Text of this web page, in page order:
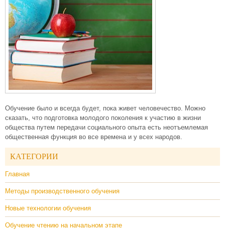
Обучение было и всегда будет, пока живет человечество. Можно
сказать, что подготовка молодого поколения к участию в жизни
общества путем передачи социального опыта есть неотъемлемая
общественная функция во все времена и у всех народов.
КАТЕГОРИИ
Главная
Методы производственного обучения
Новые технологии обучения
Обучение чтению на начальном этапе